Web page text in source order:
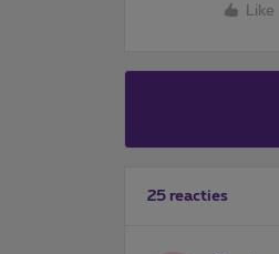
Like
25 reacties